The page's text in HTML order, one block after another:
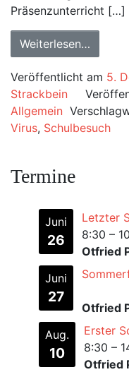
Präsenzunterricht
Weiterlesen…
Veröffentlicht am 5.
Strackbein
Allgemein
Virus, Schulbesuch
Termine
Juni
26
Letzter
8:30 –
Otfried
Juni
27
Otfried
Aug.
10
Erster
8:30 –
Otfried